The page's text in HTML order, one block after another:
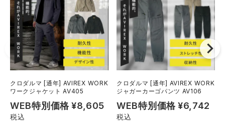
クロダルマ [通年] AVIREX WORK
ワークジャケット AV405
WEB特別価格¥8,605
税込
クロダルマ [通年] AVIREX WORK
ジャガーカーゴパンツ AV106
WEB特別価格¥6,742
税込